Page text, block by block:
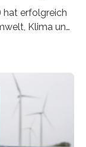
hat erfolgreich
Klima und
in
ist die
von
in
Das
eine Laufzeit